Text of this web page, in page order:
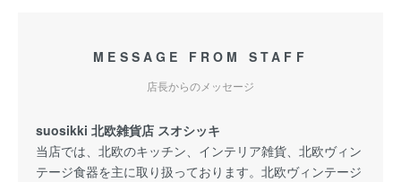
MESSAGE FROM STAFF
店長からのメッセージ
suosikki 北欧雑貨店 スオシッキ
当店では、北欧のキッチン、インテリア雑貨、北欧ヴィン
テージ食器を主に取り扱っております。北欧ヴィンテージ